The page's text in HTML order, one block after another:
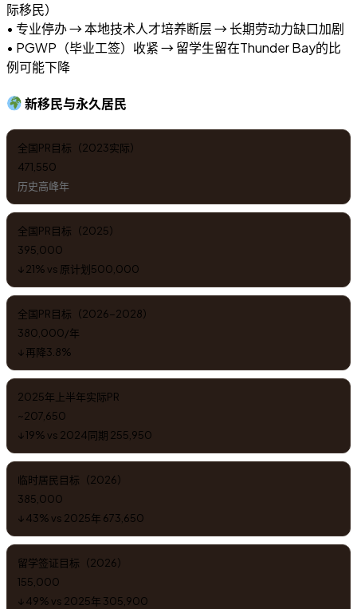
际移民）
• 专业停办 → 本地技术人才培养断层 → 长期劳动力缺口加剧
• PGWP（毕业工签）收紧 → 留学生留在Thunder Bay的比
例可能下降
新移民与永久居民
全国PR目标（2023实际）
471,550
历史高峰年
全国PR目标（2025）
395,000
↓ 21% vs 原计划500,000
全国PR目标（2026-2028）
380,000/年
↓ 再降3.8%
2025年上半年实际PR
~207,650
↓ 19% vs 2024同期 255,950
临时居民目标（2026）
385,000
↓ 43% vs 2025年 673,650
留学签证目标（2026）
155,000
↓ 49% vs 2025年 305,900